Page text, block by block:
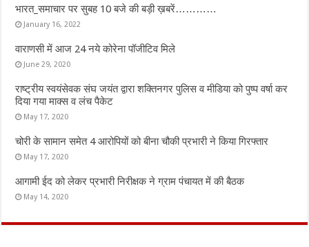
भारत_समाचार पर सुबह 10 बजे की बड़ी ख़बरें…………
January 16, 2022
वाराणसी में आज 24 नये कोरेना पॉजीटिव मिले
June 29, 2020
राष्ट्रीय स्वयंसेवक संघ जयंत द्वारा शक्तिनगर पुलिस व मीडिया को पुष्प वर्षा कर
दिया गया माक्स व लंच पैकेट
May 17, 2020
चोरी के सामान समेत 4 आरोपियों को बीना चौकी प्रभारी ने किया गिरफ्तार
May 17, 2020
आगामी ईद को लेकर प्रभारी निरीक्षक ने ग्राम पंचायत में की बैठक
May 14, 2020